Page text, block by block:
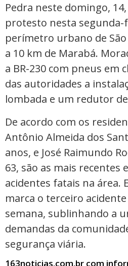
Pedra neste domingo,
protesto nesta segunda-
perímetro urbano de São
a 10 km de Marabá.
a BR-230 com pneus em
das autoridades a
lombada e um redutor
De acordo com os
Antônio Almeida dos
anos, e José Raimundo
63, são as mais recentes
acidentes fatais na área.
marca o terceiro
semana, sublinhando a
demandas da
segurança viária.
163noticias.com.br com